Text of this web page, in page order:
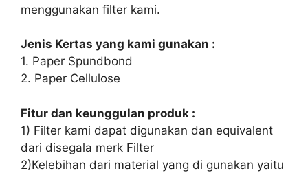
menggunakan filter kami.
Jenis Kertas yang kami gunakan :
1. Paper Spundbond
2. Paper Cellulose
Fitur dan keunggulan produk :
1) Filter kami dapat digunakan dan equivalent
dari disegala merk Filter
2)Kelebihan dari material yang di gunakan yaitu